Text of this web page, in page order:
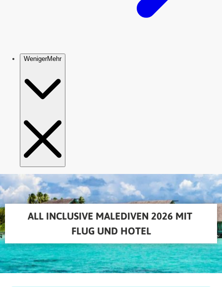
ALL INCLUSIVE MALEDIVEN 2026 MIT
FLUG UND HOTEL